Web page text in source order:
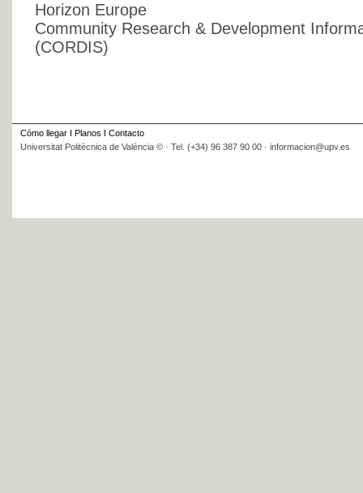
Horizon Europe
Community Research & Development
(CORDIS)
Cómo llegar Planos
Contacto
Universitat Politècnica de València © · Tel. (+34) 96 387 90 00 · informacion@upv.es